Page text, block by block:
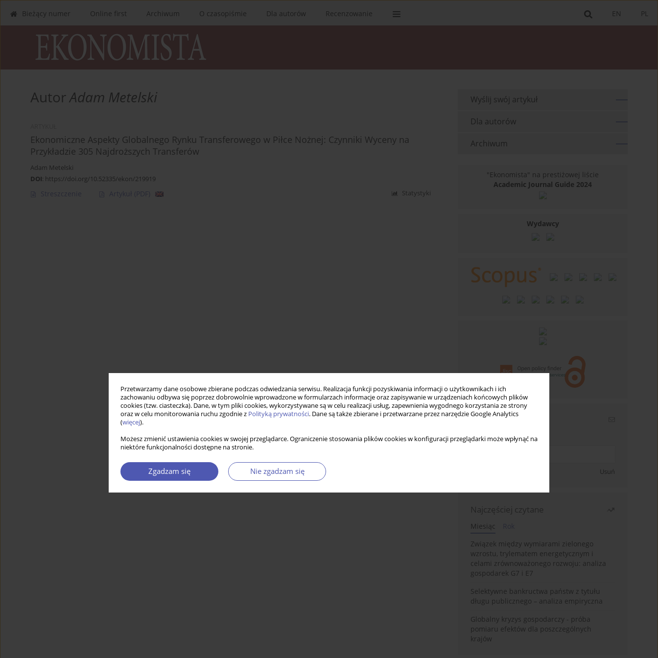
Przetwarzamy dane osobowe zbierane podczas odwiedzania serwisu. Realizacja funkcji pozyskiwania informacji o użytkownikach i ich
zachowaniu odbywa się poprzez dobrowolnie wprowadzone w formularzach informacje oraz zapisywanie w urządzeniach końcowych plików
cookies (tzw. ciasteczka). Dane, w tym pliki cookies, wykorzystywane są w celu realizacji usług, zapewnienia wygodnego korzystania ze strony
oraz w celu monitorowania ruchu zgodnie z Polityką prywatności. Dane są także zbierane i przetwarzane przez narzędzie Google Analytics
(więcej).
Możesz zmienić ustawienia cookies w swojej przeglądarce. Ograniczenie stosowania plików cookies w konfiguracji przeglądarki może wpłynąć na
niektóre funkcjonalności dostępne na stronie.
Zgadzam się Nie zgadzam się
PL
EN
Bieżący numer Online first Archiwum O czasopiśmie Dla autorów Recenzowanie
AutorAdam Metelski
Ekonomiczne Aspekty Globalnego Rynku Transferowego w Piłce Nożnej: Czynniki Wyceny na
Przykładzie 305 Najdroższych Transferów
Adam Metelski
DOI: https://doi.org/10.52335/ekon/219919
Streszczenie Artykuł (PDF) Statystyki
Wyślij swój artykuł
Dla autorów
Archiwum
"Ekonomista" na prestiżowej liście
Academic Journal Guide 2024
Wydawcy
Newsletter
Wpisz swój adres email
Usuń
Najczęściej czytane
Miesiąc
Związek między wymiarami zielonego
wzrostu, trylematem energetycznym i
celami zrównoważonego rozwoju: analiza
gospodarek G7 i E7
Selektywne bankructwa państw z tytułu
długu publicznego – analiza empiryczna
Globalny kryzys gospodarczy - próba
pomiaru efektów dla poszczególnych
krajów